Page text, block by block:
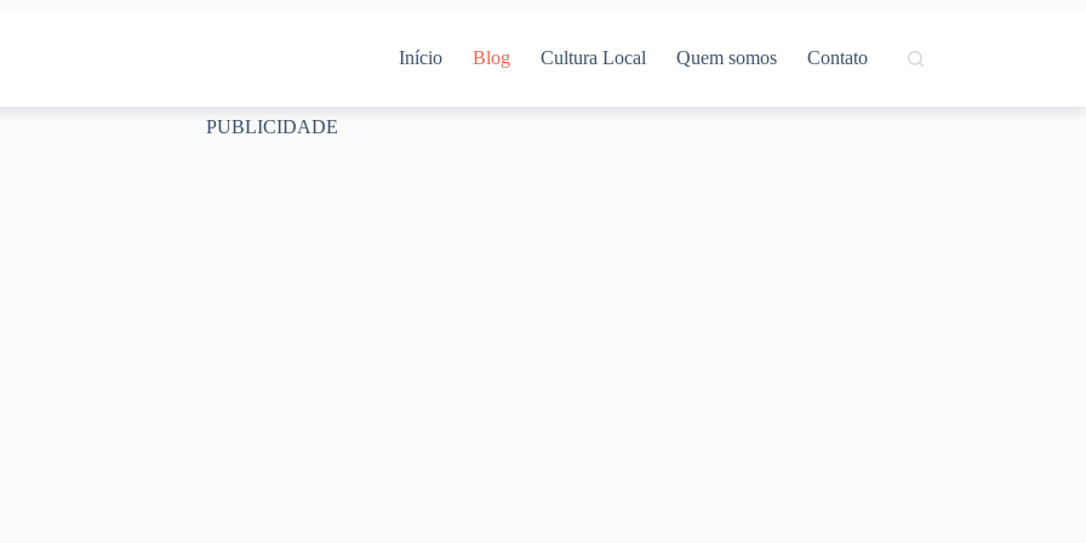
Início Blog Cultura Local Quem somos Contato
PUBLICIDADE